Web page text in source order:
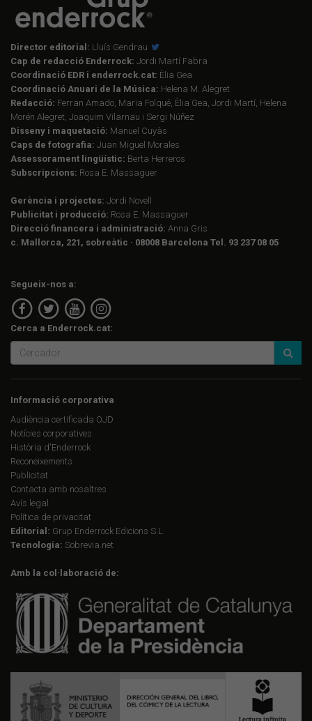
Director editorial: Lluís Gendrau
Cap de redacció Enderrock: Jordi Martí Fabra
Coordinació EDR i enderrock.cat: Èlia Gea
Coordinació Anuari de la Música: Helena M. Alegret
Redacció: Ferran Amado, Maria Folqué, Èlia Gea, Jordi Martí, Helena
Morén Alegret, Joaquim Vilarnau i Sergi Núñez
Disseny i maquetació: Manuel Cuyàs
Caps de fotografia: Juan Miguel Morales
Assessorament lingüístic: Berta Herreros
Subscripcions: Rosa E. Massaguer
Gerència i projectes: Jordi Novell
Publicitat i producció: Rosa E. Massaguer
Direcció financera i administració: Anna Gris
c. Mallorca, 221, sobreàtic · 08008 Barcelona Tel. 93 237 08 05
Segueix-nos a:
Cerca a Enderrock.cat:
Informació corporativa
Audiència certificada OJD
Notícies corporatives
Història d'Enderrock
Reconeixements
Publicitat
Contacta amb nosaltres
Avís legal
Política de privacitat
Editorial: Grup Enderrock Edicions S.L.
Tecnologia: Sobrevia.net
Amb la col·laboració de: